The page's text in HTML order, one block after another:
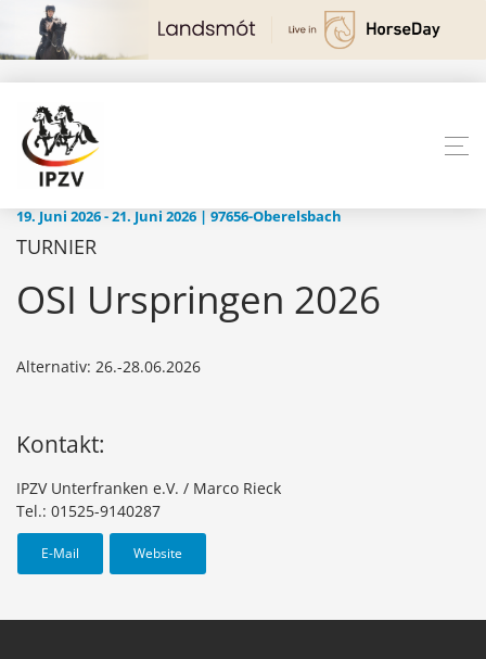
19. Juni 2026 - 21. Juni 2026 | 97656-Oberelsbach
TURNIER
OSI Urspringen 2026
Alternativ: 26.-28.06.2026
Kontakt:
IPZV Unterfranken e.V. / Marco Rieck
Tel.: 01525-9140287
E-Mail Website